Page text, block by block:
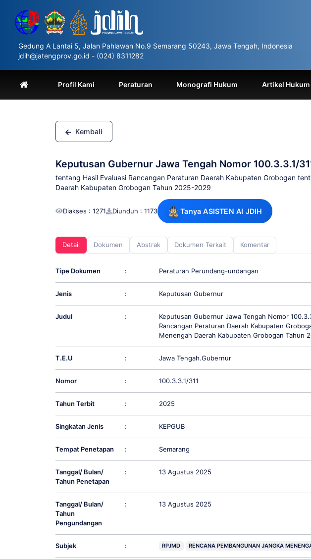
website
includes
accessibility
system.
Control-
F11
Gedung A Lantai 5, Jalan Pahlawan No.9 Semarang 50243, Jawa Tengah, Indonesia
jdih@jatengprov.go.id - (024) 8311282
Profil Kami Peraturan Monografi Hukum Artikel Hukum
Kembali
Keputusan Gubernur Jawa Tengah Nomor 100.3.3.1/
tentang Hasil Evaluasi Rancangan Peraturan Daerah Kabupaten Grobogan
Daerah Kabupaten Grobogan Tahun 2025-2029
Diakses : 1271 Diunduh : 1173 Tanya ASISTEN AI JDIH
Detail Dokumen Abstrak Dokumen Terkait Komentar
Tipe Dokumen : Peraturan Perundang-undangan
Jenis : Keputusan Gubernur
Judul :
Keputusan Gubernur Jawa Tengah Nomor
Rancangan Peraturan Daerah Kabupaten
Menengah Daerah Kabupaten Grobogan Tahun
T.E.U : Jawa Tengah.Gubernur
Nomor : 100.3.3.1/311
Tahun Terbit : 2025
Singkatan Jenis : KEPGUB
Tempat Penetapan : Semarang
Tanggal/ Bulan/
Tahun Penetapan
: 13 Agustus 2025
Tanggal/ Bulan/
Tahun
Pengundangan
: 13 Agustus 2025
Subjek : RPJMD RENCANA PEMBANGUNAN JANGKA